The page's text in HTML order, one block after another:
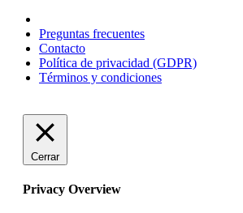
Preguntas frecuentes
Contacto
Política de privacidad (GDPR)
Términos y condiciones
Cerrar
Privacy Overview